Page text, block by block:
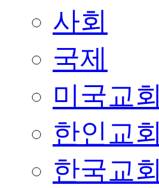
사회
국제
미국교회
한인교회
한국교회